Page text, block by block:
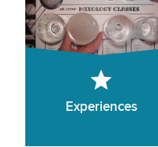
Experiences